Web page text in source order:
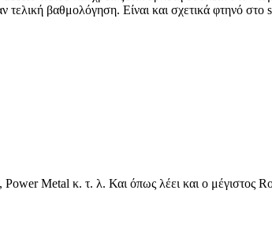
βαθμολόγηση. Είναι και σχετικά φτηνό στο
Metal κ. τ. λ. Και όπως λέει και ο